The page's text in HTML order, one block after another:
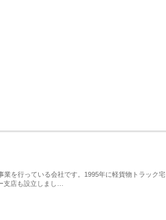
を行っている会社です。1995年に軽貨物トラック宅
支店も設立しまし…